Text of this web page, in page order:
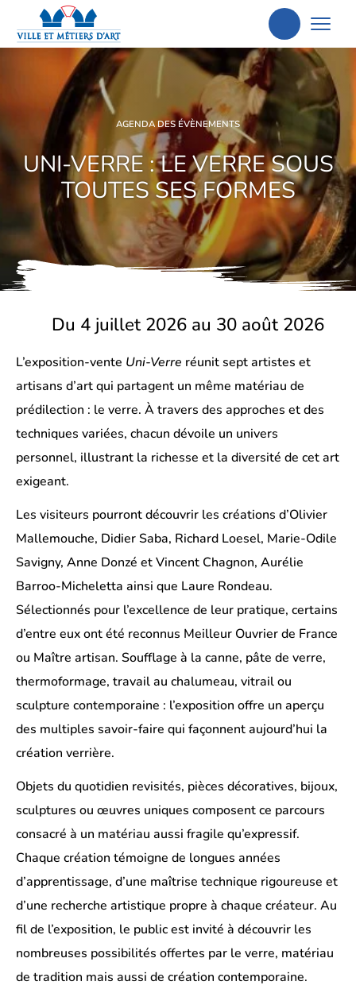
Aller
recherche
AGENDA DES ÉVÈNEMENTS
UNI-VERRE : LE VERRE SOUS
TOUTES SES FORMES
Du 4 juillet 2026 au 30 août 2026
L’exposition-vente Uni-Verre réunit sept artistes et
artisans d’art qui partagent un même matériau de
prédilection : le verre. À travers des approches et des
techniques variées, chacun dévoile un univers
personnel, illustrant la richesse et la diversité de cet art
exigeant.
Les visiteurs pourront découvrir les créations d’Olivier
Mallemouche, Didier Saba, Richard Loesel, Marie-Odile
Savigny, Anne Donzé et Vincent Chagnon, Aurélie
Barroo-Micheletta ainsi que Laure Rondeau.
Sélectionnés pour l’excellence de leur pratique, certains
d’entre eux ont été reconnus Meilleur Ouvrier de France
ou Maître artisan. Soufflage à la canne, pâte de verre,
thermoformage, travail au chalumeau, vitrail ou
sculpture contemporaine : l’exposition offre un aperçu
des multiples savoir-faire qui façonnent aujourd’hui la
création verrière.
Objets du quotidien revisités, pièces décoratives, bijoux,
sculptures ou œuvres uniques composent ce parcours
consacré à un matériau aussi fragile qu’expressif.
Chaque création témoigne de longues années
d’apprentissage, d’une maîtrise technique rigoureuse et
d’une recherche artistique propre à chaque créateur. Au
fil de l’exposition, le public est invité à découvrir les
nombreuses possibilités offertes par le verre, matériau
de tradition mais aussi de création contemporaine.